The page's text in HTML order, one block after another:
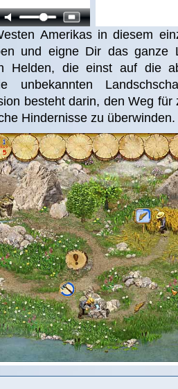
Amerikas in diesem
und eigne Dir das ganze
Helden, die einst auf die
unbekannten
besteht darin, den Weg für
Hindernisse zu